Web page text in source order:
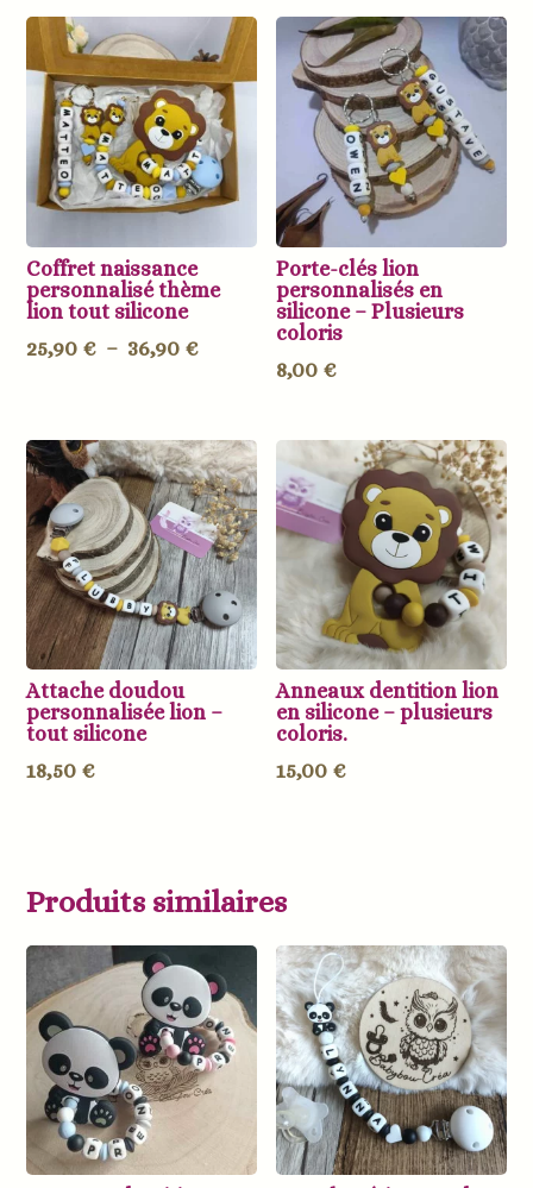
Coffret naissance
personnalisé thème
lion tout silicone
25,90 € – 36,90 €Plage
25,90 €
à
36,90 €
Porte-clés lion
personnalisés en
silicone – Plusieurs
coloris
8,00 €
Attache doudou
personnalisée lion –
tout silicone
18,50 €
Anneaux dentition lion
en silicone – plusieurs
coloris.
15,00 €
Produits similaires